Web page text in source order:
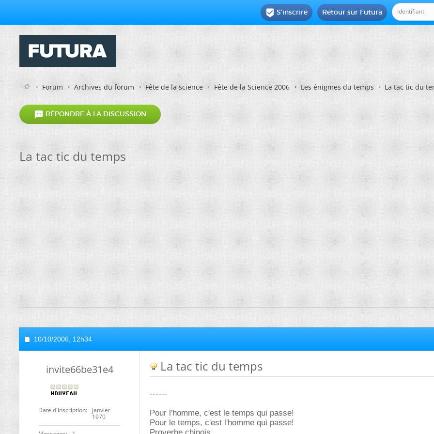
Retour sur Futura
 S'inscrire
Forum Archives du forum Fête de la science Fête de la Science 2006 Les énigmes du temps La tac tic du
 RÉPONDRE À LA DISCUSSION
La tac tic du temps
10/10/2006, 12h34
invite66be31e4
Date d'inscription
janvier
1970
La tac tic du temps
------
Pour l'homme, c'est le temps qui passe!
Pour le temps, c'est l'homme qui passe!